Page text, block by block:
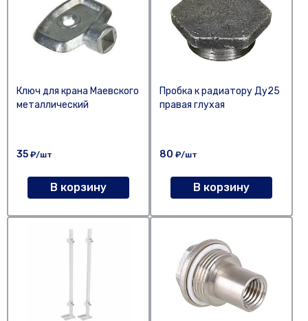
Ключ для крана Маевского
металлический
35 ₽/шт
В корзину
Пробка к радиатору Ду25
правая глухая
80 ₽/шт
В корзину